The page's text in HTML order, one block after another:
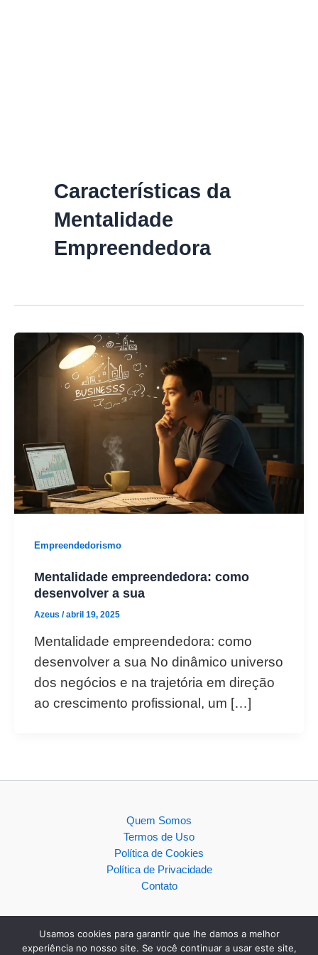
Características da
Mentalidade
Empreendedora
Empreendedorismo
Mentalidade empreendedora: como
desenvolver a sua
Azeus /abril 19, 2025
Mentalidade empreendedora: como
desenvolver a sua No dinâmico universo
dos negócios e na trajetória em direção
ao crescimento profissional, um […]
Quem Somos
Termos de Uso
Política de Cookies
Política de Privacidade
Contato
Usamos cookies para garantir que lhe damos a melhor
experiência no nosso site. Se você continuar a usar este site,